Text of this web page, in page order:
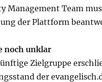
Management Team
der Plattform
noch unklar
Zielgruppe
der